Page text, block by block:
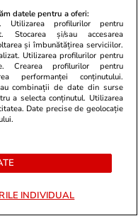
16:45 Lifestyle
De ce să
datele pentru a oferi:
Utilizarea profilurilor pentru
Stocarea și/sau accesarea
și îmbunătățirea serviciilor.
Utilizarea profilurilor pentru
Crearea profilurilor pentru
performanței conținutului.
combinații de date din surse
a selecta conținutul. Utilizarea
Date precise de geolocație
INDIVIDUAL